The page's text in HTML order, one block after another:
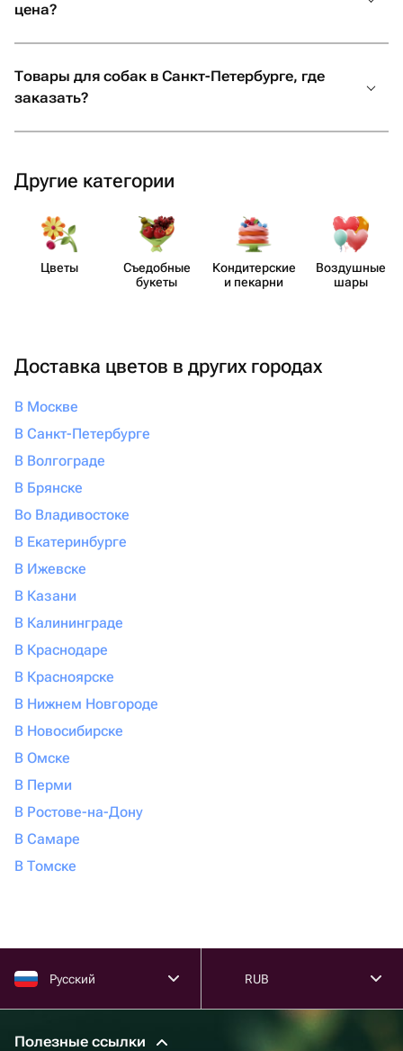
цена?
Товары для собак в Санкт-Петербурге, где
заказать?
Другие категории
Цветы
Съедобные
букеты
Кондит​ерские
и пекарни
Воздушные
шары
Доставка цветов в других городах
В Москве
В Санкт-Петербурге
В Волгограде
В Брянске
Во Владивостоке
В Екатеринбурге
В Ижевске
В Казани
В Калининграде
В Краснодаре
В Красноярске
В Нижнем Новгороде
В Новосибирске
В Омске
В Перми
В Ростове-на-Дону
В Самаре
В Томске
Русский RUB
Полезные ссылки